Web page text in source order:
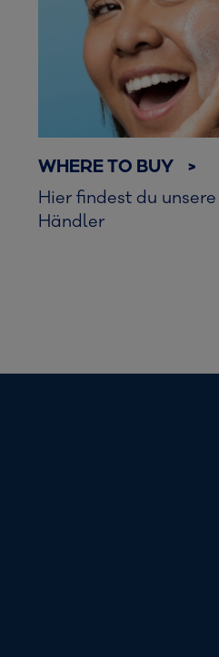
WHERE TO BUY >
Hier findest du
Händler